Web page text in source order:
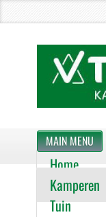
MAIN MENU
Home
Kamperen
Tuin